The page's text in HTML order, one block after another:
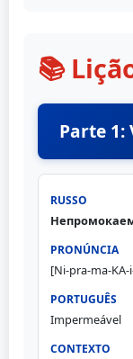
📚
Parte 1:
[Ni-pra-ma-
Impermeável